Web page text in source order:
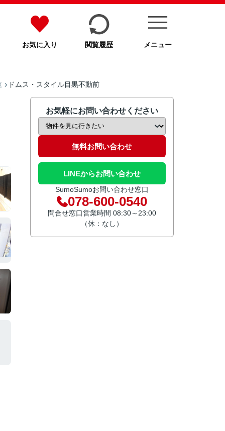
お気に入り 閲覧履歴 メニュー
ドムス・スタイル目黒不動前
お気軽にお問い合わせください
無料お問い合わせ
LINEからお問い合わせ
SumoSumoお問い合わせ窓口
078-600-0540
問合せ窓口営業時間 08:30～23:00
（休：なし）